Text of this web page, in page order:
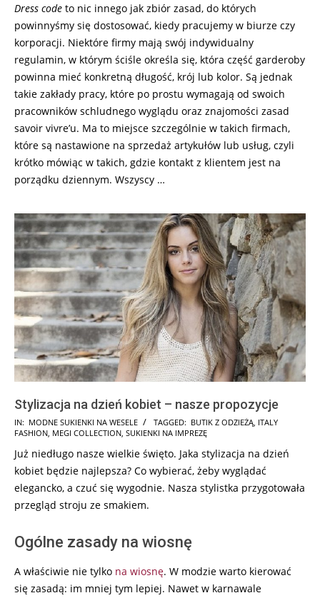
16
Dress code to nic innego jak zbiór zasad, do których
powinnyśmy się dostosować, kiedy pracujemy w biurze czy
korporacji. Niektóre firmy mają swój indywidualny
regulamin, w którym ściśle określa się, która część garderoby
powinna mieć konkretną długość, krój lub kolor. Są jednak
takie zakłady pracy, które po prostu wymagają od swoich
pracowników schludnego wyglądu oraz znajomości zasad
savoir vivre’u. Ma to miejsce szczególnie w takich firmach,
które są nastawione na sprzedaż artykułów lub usług, czyli
krótko mówiąc w takich, gdzie kontakt z klientem jest na
porządku dziennym. Wszyscy …
Stylizacja na dzień kobiet – nasze propozycje
2018-
03-
04
IN: MODNE SUKIENKI NA WESELE TAGGED: BUTIK Z ODZIEŻĄ, ITALY
FASHION, MEGI COLLECTION, SUKIENKI NA IMPREZĘ
Już niedługo nasze wielkie święto. Jaka stylizacja na dzień
kobiet będzie najlepsza? Co wybierać, żeby wyglądać
elegancko, a czuć się wygodnie. Nasza stylistka przygotowała
przegląd stroju ze smakiem.
Ogólne zasady na wiosnę
A właściwie nie tylko na wiosnę. W modzie warto kierować
się zasadą: im mniej tym lepiej. Nawet w karnawale